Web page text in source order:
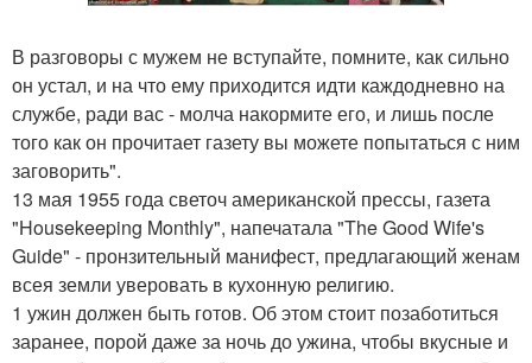
В разговоры с мужем не вступайте, помните, как сильно
он устал, и на что ему приходится идти каждодневно на
службе, ради вас - молча накормите его, и лишь после
того как он прочитает газету вы можете попытаться с ним
заговорить".
13 мая 1955 года светоч американской прессы, газета
"Housekeeping Monthly", напечатала "The Good Wife's
Guide" - пронзительный манифест, предлагающий женам
всея земли уверовать в кухонную религию.
1 ужин должен быть готов. Об этом стоит позаботиться
заранее, порой даже за ночь до ужина, чтобы вкусные и